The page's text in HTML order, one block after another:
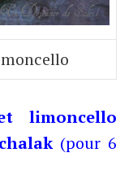
limoncello
(pour 6